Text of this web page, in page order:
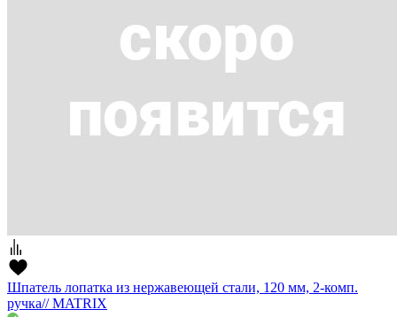
Шпатель лопатка из нержавеющей стали, 120 мм, 2-комп.
ручка// MATRIX